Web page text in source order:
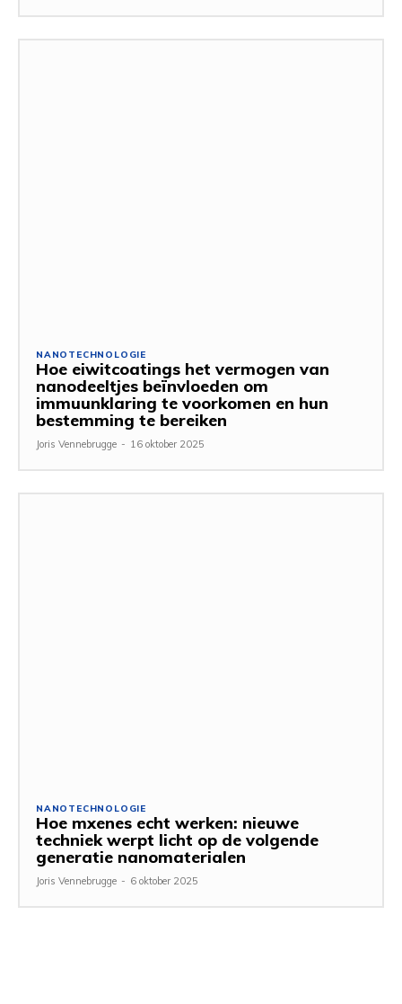
NANOTECHNOLOGIE
Hoe eiwitcoatings het vermogen van
nanodeeltjes beïnvloeden om
immuunklaring te voorkomen en hun
bestemming te bereiken
Joris Vennebrugge - 16 oktober 2025
NANOTECHNOLOGIE
Hoe mxenes echt werken: nieuwe
techniek werpt licht op de volgende
generatie nanomaterialen
Joris Vennebrugge - 6 oktober 2025